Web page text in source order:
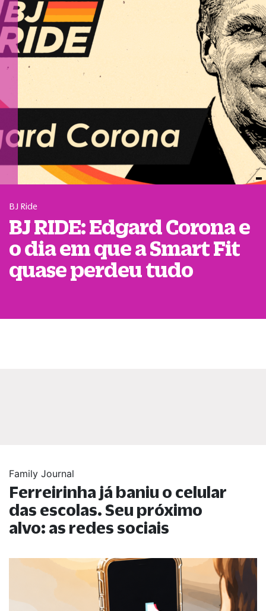
BJ Ride
BJ RIDE: Edgard Corona e
o dia em que a Smart Fit
quase perdeu tudo
Family Journal
Ferreirinha já baniu o celular
das escolas. Seu próximo
alvo: as redes sociais